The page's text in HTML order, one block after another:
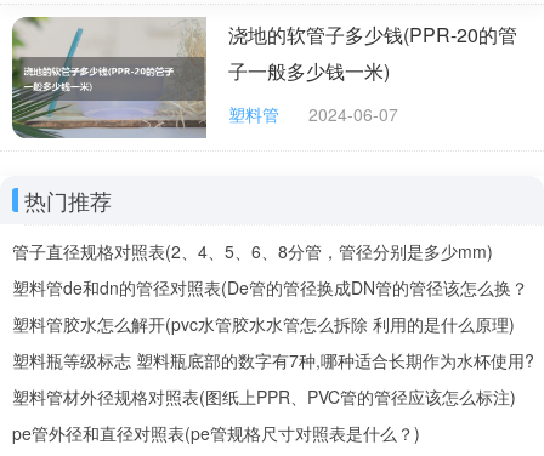
求量最大，但产能不足，进口pvc管树脂所占比例较高;江
苏、山东和浙江省pvc管树脂加工工业比较发达，三省的
消费量约占国内总消费量的34.0%;华北地区产销基本平
衡。
以上就是关于pvc管的相关介绍了，今后，随着
我们国家中西部地区的开发力度的不断加强，以及我们大
规模基础设施的不断兴建，对PVC管的需求也是不断的增
加的哦，对我们工业发展的作用越来越突出了，所以，这
种及环保又节能的新材料可是非常受我们人民欢迎的，这
将是我们未来工业建筑业的顶梁柱呢!
浇地的软管子多少钱(PPR-20的管
子一般多少钱一米)
塑料管 2024-06-07
热门推荐
管子直径规格对照表(2、4、5、6、8分管，管径分别是多少mm)
塑料管de和dn的管径对照表(De管的管径换成DN管的管径该怎么换？
De、DN是什么意思？)
塑料管胶水怎么解开(pvc水管胶水水管怎么拆除 利用的是什么原理)
塑料瓶等级标志 塑料瓶底部的数字有7种,哪种适合长期作为水杯使用?
塑料管材外径规格对照表(图纸上PPR、PVC管的管径应该怎么标注)
pe管外径和直径对照表(pe管规格尺寸对照表是什么？)